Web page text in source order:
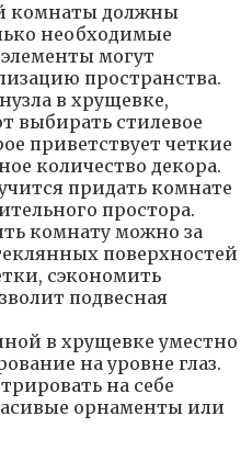
комнаты должны
необходимые
могут
пространства.
в хрущевке,
выбирать стилевое
приветствует четкие
количество декора.
придать комнате
простора.
комнату можно за
поверхностей
сэкономить
подвесная
в хрущевке уместно
на уровне глаз.
на себе
орнаменты или